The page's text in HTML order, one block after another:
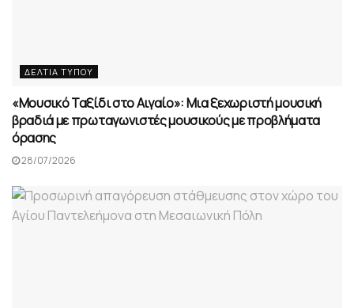
ΔΕΛΤΊΑ ΤΎΠΟΥ
«Μουσικό Ταξίδι στο Αιγαίο»: Μια ξεχωριστή μουσική
βραδιά με πρωταγωνιστές μουσικούς με προβλήματα
όρασης
28/07/2026